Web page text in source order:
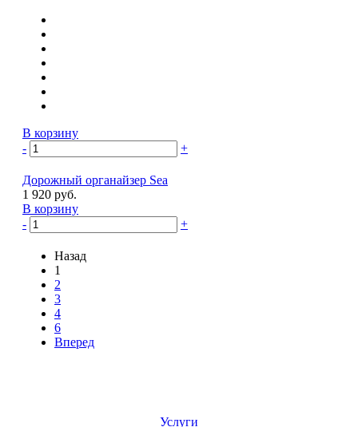
В корзину
-
+
Дорожный органайзер Sea
1 920 руб.
В корзину
-
+
Назад
1
2
3
4
6
Вперед
Услуги